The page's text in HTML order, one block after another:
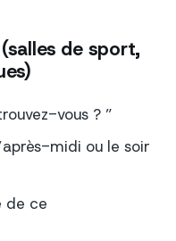
de sport,
vous ? ”
midi ou le soir
de ce